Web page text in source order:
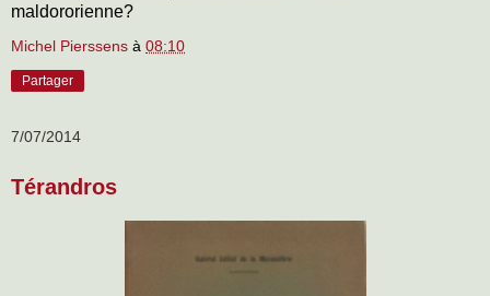
maldororienne?
Michel Pierssens à 08:10
Partager
7/07/2014
Térandros